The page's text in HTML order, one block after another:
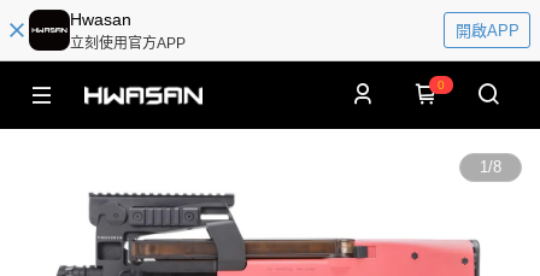
Hwasan
立刻使用官方APP
開啟APP
0
1/8